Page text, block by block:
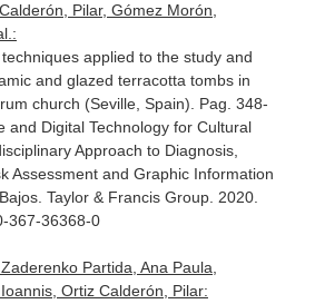
Pilar, Gómez Morón,
applied to the study and
and glazed terracotta tombs in
church (Seville, Spain). Pag. 348-
and Digital Technology for Cultural
Approach to Diagnosis,
Assessment and Graphic Information
Taylor & Francis Group. 2020.
367-36368-0
Partida, Ana Paula,
Ortiz Calderón, Pilar: